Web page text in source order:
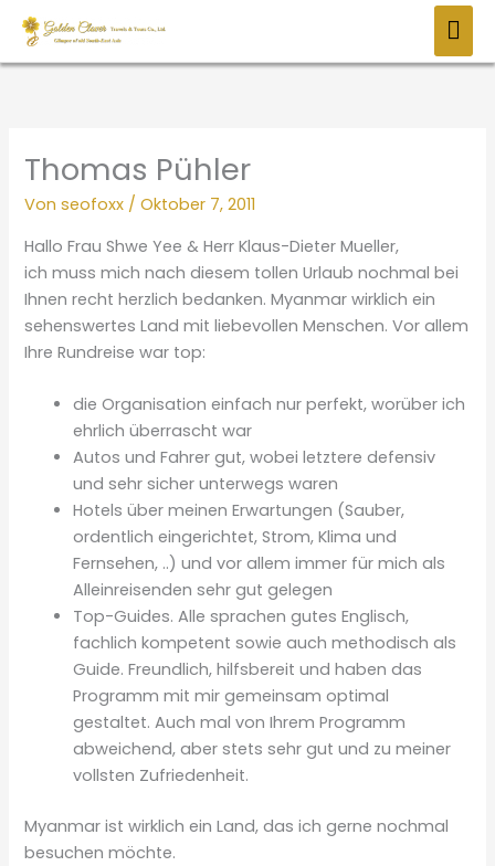
Zum
Inhalt
springen
Thomas Pühler
Vonseofoxx /Oktober 7, 2011
Hallo Frau Shwe Yee & Herr Klaus-Dieter Mueller,
ich muss mich nach diesem tollen Urlaub nochmal bei
Ihnen recht herzlich bedanken. Myanmar wirklich ein
sehenswertes Land mit liebevollen Menschen. Vor allem
Ihre Rundreise war top:
die Organisation einfach nur perfekt, worüber ich
ehrlich überrascht war
Autos und Fahrer gut, wobei letztere defensiv
und sehr sicher unterwegs waren
Hotels über meinen Erwartungen (Sauber,
ordentlich eingerichtet, Strom, Klima und
Fernsehen, ..) und vor allem immer für mich als
Alleinreisenden sehr gut gelegen
Top-Guides. Alle sprachen gutes Englisch,
fachlich kompetent sowie auch methodisch als
Guide. Freundlich, hilfsbereit und haben das
Programm mit mir gemeinsam optimal
gestaltet. Auch mal von Ihrem Programm
abweichend, aber stets sehr gut und zu meiner
vollsten Zufriedenheit.
Myanmar ist wirklich ein Land, das ich gerne nochmal
besuchen möchte.